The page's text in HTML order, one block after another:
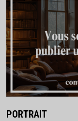
PORTRAIT